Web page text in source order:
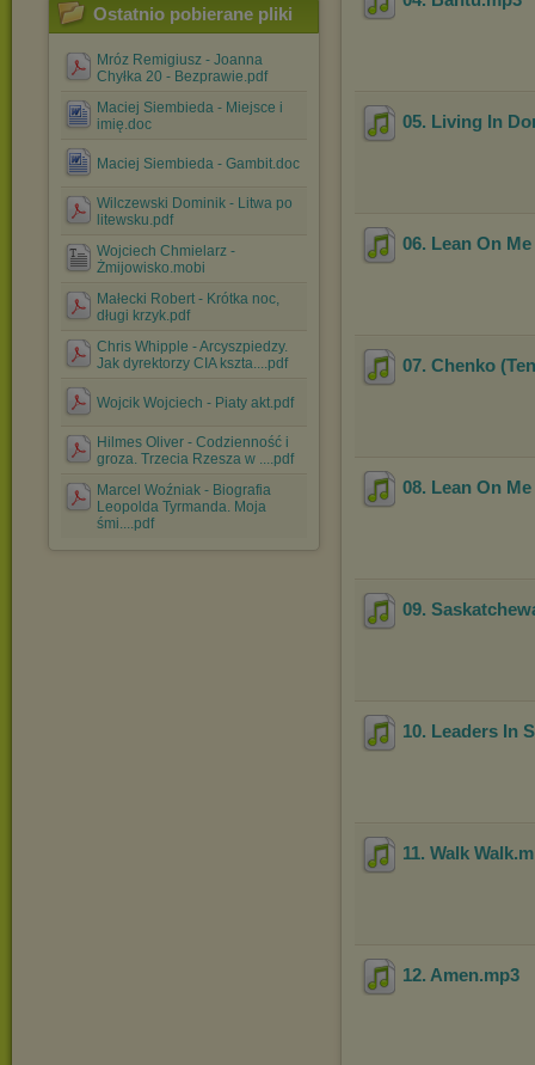
Ostatnio pobierane pliki
Mróz Remigiusz - Joanna
Chyłka 20 - Bezprawie.pdf
Maciej Siembieda - Miejsce i
imię.doc
Maciej Siembieda - Gambit.doc
Wilczewski Dominik - Litwa po
litewsku.pdf
Wojciech Chmielarz -
Żmijowisko.mobi
Małecki Robert - Krótka noc,
długi krzyk.pdf
Chris Whipple - Arcyszpiedzy.
Jak dyrektorzy CIA kszta....pdf
Wojcik Wojciech - Piaty akt.pdf
Hilmes Oliver - Codzienność i
groza. Trzecia Rzesza w ....pdf
Marcel Woźniak - Biografia
Leopolda Tyrmanda. Moja
śmi....pdf
05. Living In
06. Lean On
07. Chenko
08. Lean On
09.
10. Leaders In
11. Walk Walk
12. Amen.mp3